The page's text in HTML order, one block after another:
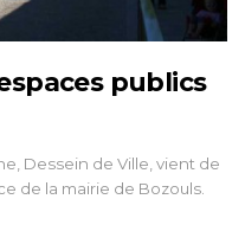
publics
Dessein de Ville, vient de
de la mairie de Bozouls.